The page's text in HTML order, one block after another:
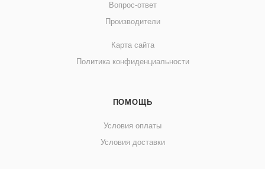
Вопрос-ответ
Производители
Карта сайта
Политика конфиденциальности
ПОМОЩЬ
Условия оплаты
Условия доставки